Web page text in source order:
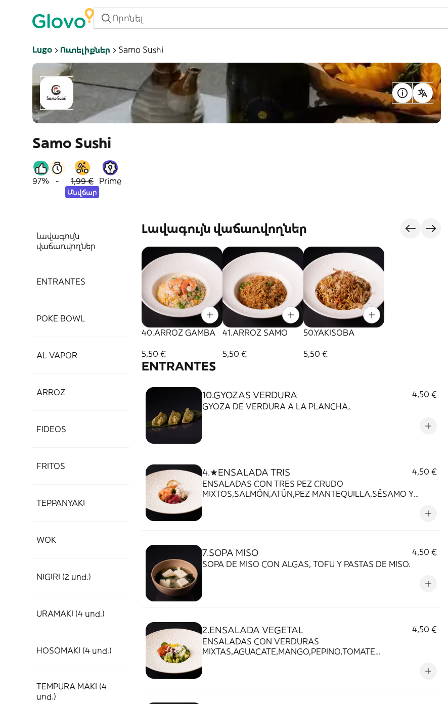
Lugo Ուտելիքներ Samo Sushi
Samo Sushi
97% - 1,99 €
Անվճար
Prime
Լավագույն
վաճառվողներ
ENTRANTES
POKE BOWL
AL VAPOR
ARROZ
FIDEOS
FRITOS
TEPPANYAKI
WOK
NIGIRI (2 und.)
URAMAKI (4 und.)
HOSOMAKI (4 und.)
TEMPURA MAKI (4
und.)
Լավագույն վաճառվողներ
40.ARROZ GAMBA
5,50 €
41.ARROZ SAMO
5,50 €
50.YAKISOBA
5,50 €
ENTRANTES
10.GYOZAS VERDURA
4,50 €
GYOZA DE VERDURA A LA PLANCHA。
4.★ENSALADA TRIS
4,50 €
ENSALADAS CON TRES PEZ CRUDO
MIXTOS,SALMÓN,ATÚN,PEZ MANTEQUILLA,SÉSAMO Y
7.SOPA MISO
4,50 €
SOPA DE MISO CON ALGAS, TOFU Y PASTAS DE MISO.
2.ENSALADA VEGETAL
4,50 €
ENSALADAS CON VERDURAS
MIXTAS,AGUACATE,MANGO,PEPINO,TOMATE